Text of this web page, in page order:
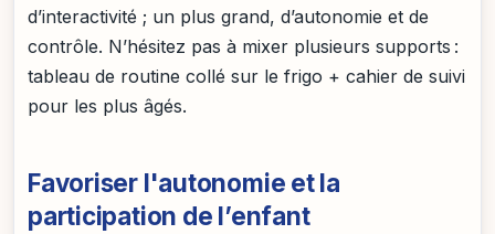
d’interactivité ; un plus grand, d’autonomie et de
contrôle. N’hésitez pas à mixer plusieurs supports :
tableau de routine collé sur le frigo + cahier de suivi
pour les plus âgés.
Favoriser l'autonomie et la
participation de l’enfant